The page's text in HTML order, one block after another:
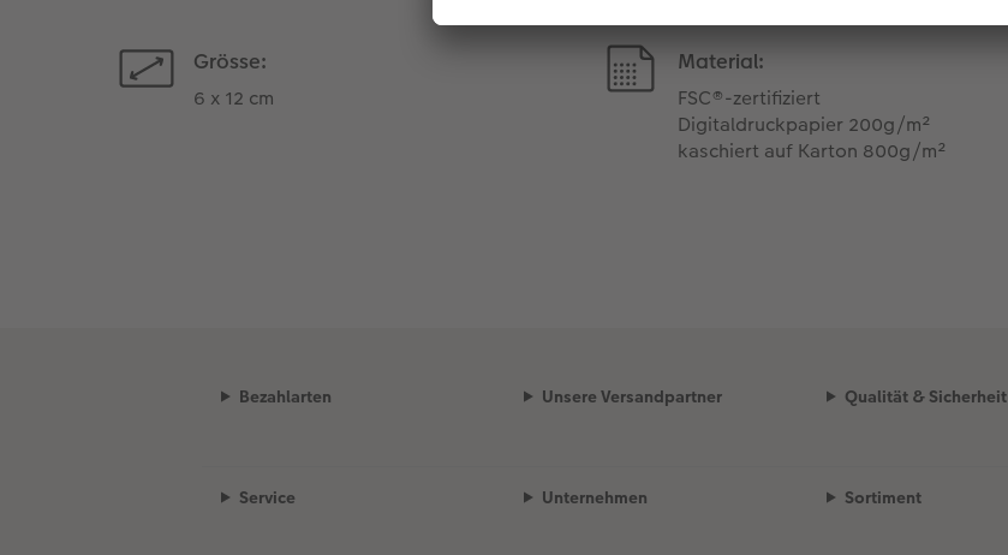
Grösse:
6 x 12 cm
Material:
FSC®-zertifiziert
Digitaldruckpapier 200g/m²
kaschiert auf Karton 800g/m²
Bezahlarten Unsere Versandpartner Qualität & Sicherheit
Service Unternehmen Sortiment